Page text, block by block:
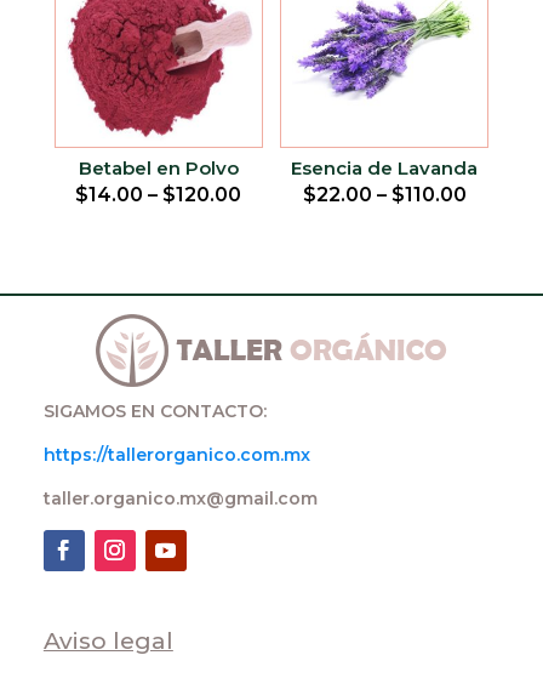
Betabel en Polvo
$14.00 – $120.00
Esencia de Lavanda
$22.00 – $110.00
SIGAMOS EN CONTACTO:
https://tallerorganico.com.mx
taller.organico.mx@gmail.com
Aviso legal